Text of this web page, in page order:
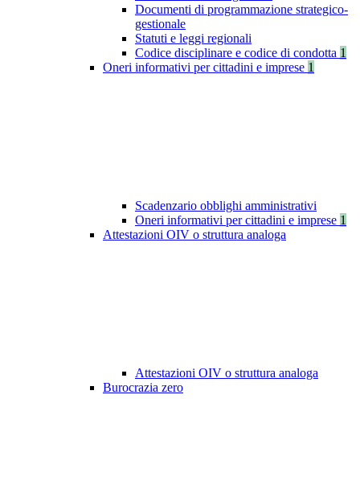
Documenti di programmazione strategico-
gestionale
Statuti e leggi regionali
Codice disciplinare e codice di condotta 1
Oneri informativi per cittadini e imprese 1
Scadenzario obblighi amministrativi
Oneri informativi per cittadini e imprese 1
Attestazioni OIV o struttura analoga
Attestazioni OIV o struttura analoga
Burocrazia zero